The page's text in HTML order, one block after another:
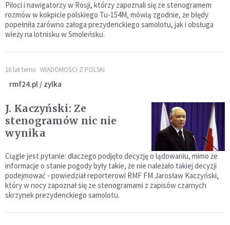
Piloci i nawigatorzy w Rosji, którzy zapoznali się ze stenogramem
rozmów w kokpicie polskiego Tu-154M, mówią zgodnie, że błędy
popełniła zarówno załoga prezydenckiego samolotu, jak i obsługa
wieży na lotnisku w Smoleńsku.
16 lat temu WIADOMOŚCI Z POLSKI
rmf24.pl / zylka
J. Kaczyński: Ze
stenogramów nic nie
wynika
Ciągle jest pytanie: dlaczego podjęto decyzję o lądowaniu, mimo że
informacje o stanie pogody były takie, że nie należało takiej decyzji
podejmować - powiedział reporterowi RMF FM Jarosław Kaczyński,
który w nocy zapoznał się ze stenogramami z zapisów czarnych
skrzynek prezydenckiego samolotu.